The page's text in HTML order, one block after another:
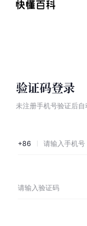
验证码登录
未注册手机号验证后自
+86